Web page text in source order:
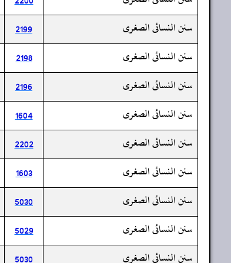
سنن النسائى الصغرى
2199
سنن النسائى الصغرى
2198
سنن النسائى الصغرى
2196
سنن النسائى الصغرى
1604
سنن النسائى الصغرى
2202
سنن النسائى الصغرى
1603
سنن النسائى الصغرى
5030
سنن النسائى الصغرى
5029
سنن النسائى الصغرى